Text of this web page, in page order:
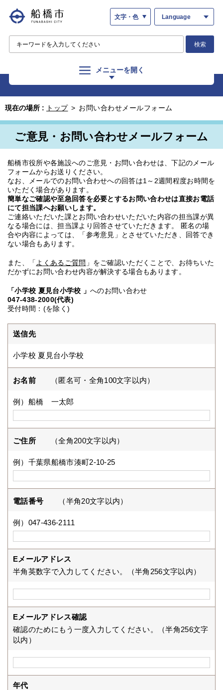
文字・色 Language
検索
メニューを開く
現在の場所 : トップ > お問い合わせメールフォーム
ご意見・お問い合わせメールフォーム
船橋市役所や各施設へのご意見・お問い合わせは、下記のメール
フォームからお送りください。
なお、メールでのお問い合わせへの回答は1～2週間程度お時間を
いただく場合があります。
簡単なご確認や至急回答を必要とするお問い合わせは直接お電話
にて担当課へお願いします。
ご連絡いただいた課とお問い合わせいただいた内容の担当課が異
なる場合には、担当課より回答させていただきます。 匿名の場
合や内容によっては、「参考意見」とさせていただき、回答でき
ない場合もあります。
また、「 よくあるご質問 」をご確認いただくことで、お待ちいた
だかずにお問い合わせ内容が解決する場合もあります。
「小学校 夏見台小学校 」へのお問い合わせ
047-438-2000(代表)
受付時間：(を除く)
送信先
小学校 夏見台小学校
お名前 （匿名可・全角100文字以内）
例）船橋 一太郎
ご住所 （全角200文字以内）
例）千葉県船橋市湊町2-10-25
電話番号 （半角20文字以内）
例）047-436-2111
Eメールアドレス
半角英数字で入力してください。（半角256文字以内）
Eメールアドレス確認
確認のためにもう一度入力してください。（半角256文字
以内）
年代